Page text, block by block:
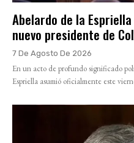
Abelardo de la
nuevo presidente de
7 De Agosto De 2026
En un acto de profundo significado
Espriella asumió oficialmente este